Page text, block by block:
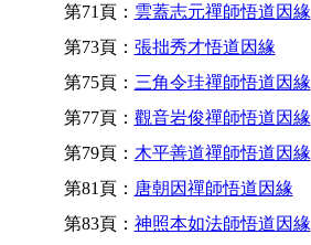
第71頁： 雲蓋志元禪師悟道因緣
第73頁： 張拙秀才悟道因緣
第75頁： 三角令珪禪師悟道因緣
第77頁： 觀音岩俊禪師悟道因緣
第79頁： 木平善道禪師悟道因緣
第81頁： 唐朝因禪師悟道因緣
第83頁： 神照本如法師悟道因緣